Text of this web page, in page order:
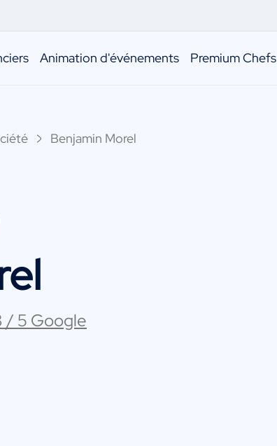
Animation d'événements Premium Chefs
Benjamin Morel
/ 5 Google